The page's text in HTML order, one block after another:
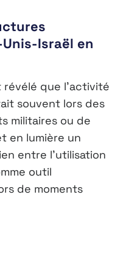
Israël en
révélé que l’activité
souvent lors des
militaires ou de
en lumière un
entre l’utilisation
outil
de moments